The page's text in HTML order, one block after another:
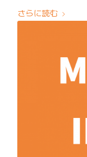
さらに読む